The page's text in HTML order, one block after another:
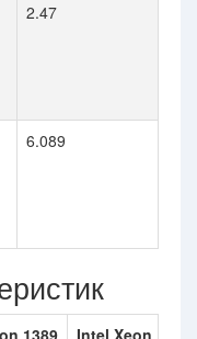
2.47
6.089
1389 Intel Xeon E3-